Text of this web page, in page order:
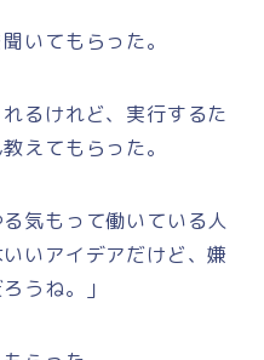
いてもらった。
るけれど、実行するた
えてもらった。
気もって働いている人
いアイデアだけど、嫌
うね。」